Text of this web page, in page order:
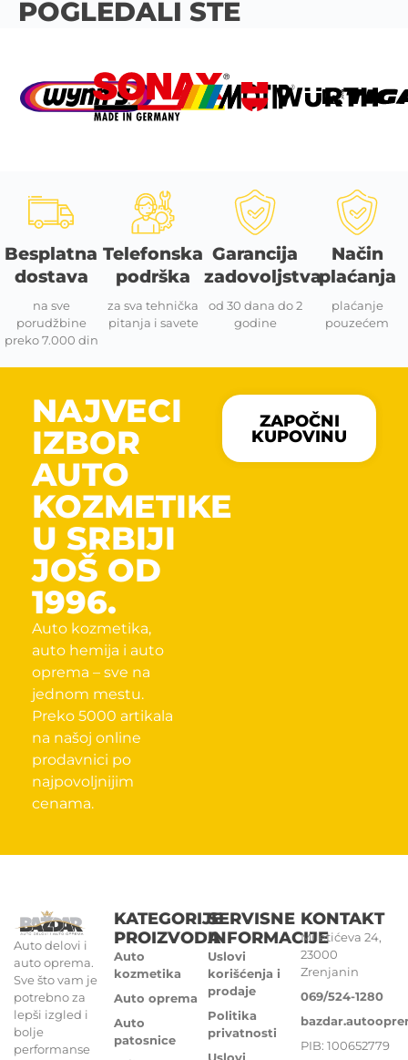
POGLEDALI STE
Besplatna
dostava
na sve
porudžbine
preko 7.000 din
Telefonska
podrška
za sva tehnička
pitanja i savete
Garancija
zadovoljstva
od 30 dana do 2
godine
Način
plaćanja
plaćanje
pouzećem
NAJVECI
IZBOR
AUTO
KOZMETIKE
U SRBIJI
JOŠ OD
1996.
Auto kozmetika,
auto hemija i auto
oprema – sve na
jednom mestu.
Preko 5000 artikala
na našoj online
prodavnici po
najpovoljnijim
cenama.
ZAPOČNI
KUPOVINU
Auto delovi i
auto oprema.
Sve što vam je
potrebno za
lepši izgled i
bolje
performanse
KATEGORIJE
PROIZVODA
Auto
kozmetika
Auto oprema
Auto
patosnice
SERVISNE
INFORMACIJE
Uslovi
korišćenja i
prodaje
Politika
privatnosti
KONTAKT
Miletićeva 24,
23000
Zrenjanin
069/524-1280
PIB: 100652779